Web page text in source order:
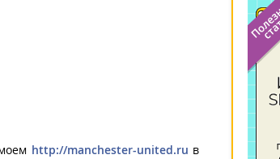
http://manchester-united.ru в